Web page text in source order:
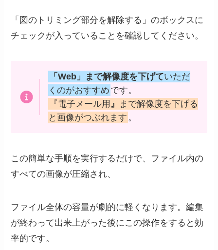
「図のトリミング部分を解除する」のボックスに
チェックが入っていることを確認してください。
「Web」まで解像度を下げていただ
くのがおすすめ です。
『電子メール用 』
まで解像度を下げる
と画像がつぶれます 。
この簡単な手順を実行するだけで、ファイル内の
すべての画像が圧縮され、
ファイル全体の容量が劇的に軽くなります。編集
が終わって出来上がった後にこの操作をすると効
率的です。